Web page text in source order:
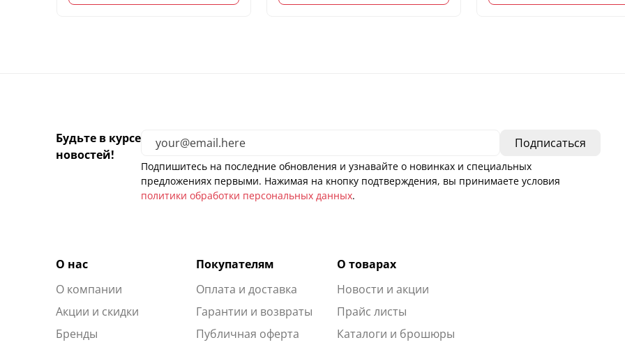
Будьте в курсе
новостей!
Подпишитесь на последние обновления и узнавайте о новинках и специальных
предложениях первыми. Нажимая на кнопку подтверждения, вы принимаете условия
политики обработки персональных данных.
О нас
О компании
Акции и скидки
Бренды
Покупателям
Оплата и доставка
Гарантии и возвраты
Публичная оферта
О товарах
Новости и акции
Прайс листы
Каталоги и брошюры